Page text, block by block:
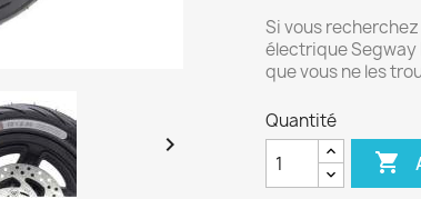

Si vous
électrique Segway
que vous ne les
Quantité
